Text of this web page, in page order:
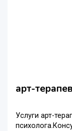
арт-
Услуги арт-